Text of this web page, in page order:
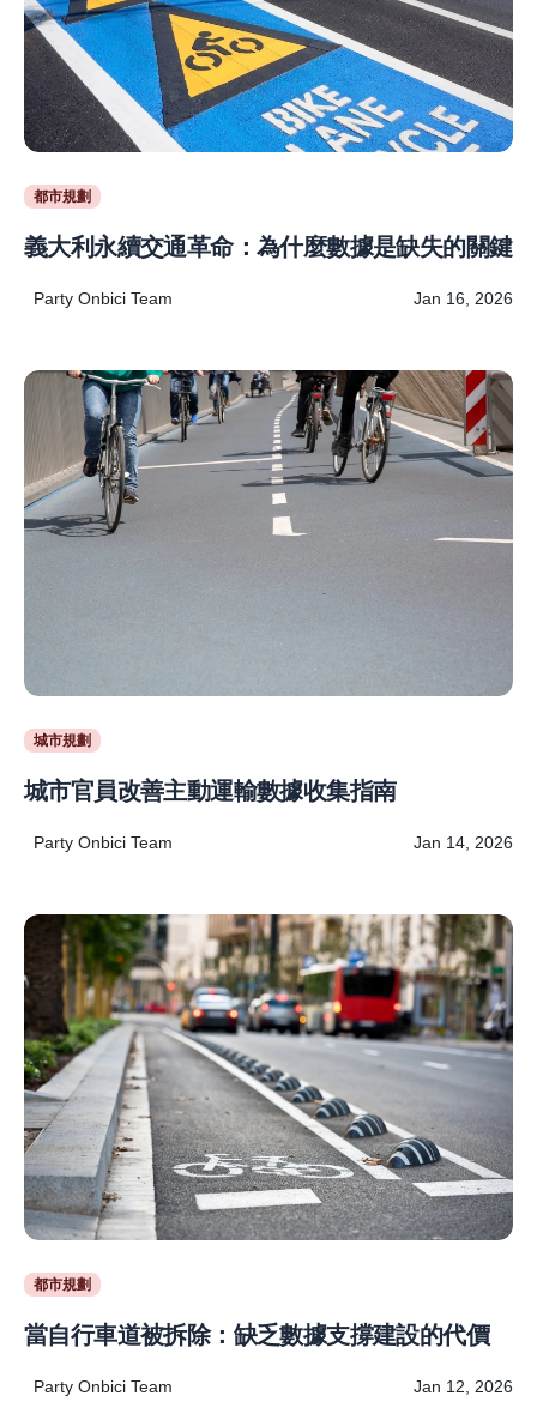
都市規劃
義大利永續交通革命：為什麼數據是缺失的關鍵
Party Onbici Team Jan 16, 2026
城市規劃
城市官員改善主動運輸數據收集指南
Party Onbici Team Jan 14, 2026
都市規劃
當自行車道被拆除：缺乏數據支撐建設的代價
Party Onbici Team Jan 12, 2026